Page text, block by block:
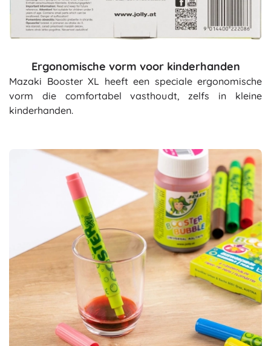
Ergonomische vorm voor kinderhanden
Mazaki Booster XL heeft een speciale ergonomische
vorm die comfortabel vasthoudt, zelfs in kleine
kinderhanden.